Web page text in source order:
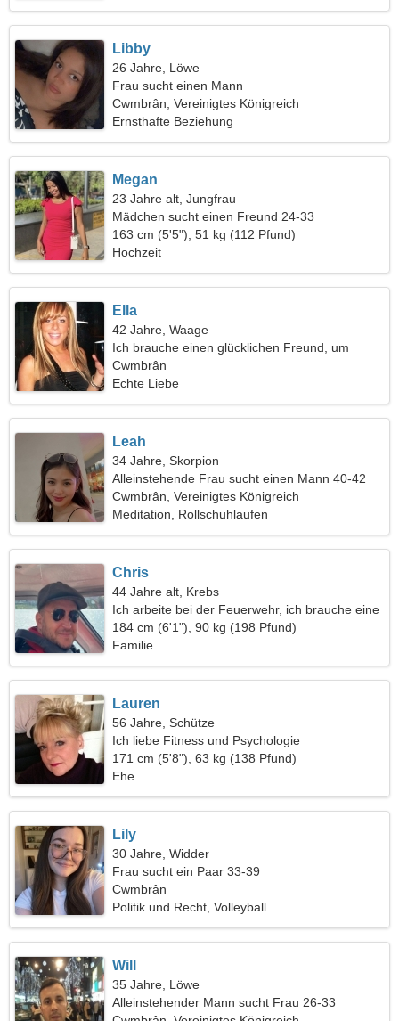
Libby
26 Jahre, Löwe
Frau sucht einen Mann
Cwmbrân, Vereinigtes Königreich
Ernsthafte Beziehung
Megan
23 Jahre alt, Jungfrau
Mädchen sucht einen Freund 24-33
163 cm (5'5"), 51 kg (112 Pfund)
Hochzeit
Ella
42 Jahre, Waage
Ich brauche einen glücklichen Freund, um
zusammen zu reisen
Cwmbrân
Echte Liebe
Leah
34 Jahre, Skorpion
Alleinstehende Frau sucht einen Mann 40-42
Cwmbrân, Vereinigtes Königreich
Meditation, Rollschuhlaufen
Chris
44 Jahre alt, Krebs
Ich arbeite bei der Feuerwehr, ich brauche eine
fröhliche Frau
184 cm (6'1"), 90 kg (198 Pfund)
Familie
Lauren
56 Jahre, Schütze
Ich liebe Fitness und Psychologie
171 cm (5'8"), 63 kg (138 Pfund)
Ehe
Lily
30 Jahre, Widder
Frau sucht ein Paar 33-39
Cwmbrân
Politik und Recht, Volleyball
Will
35 Jahre, Löwe
Alleinstehender Mann sucht Frau 26-33